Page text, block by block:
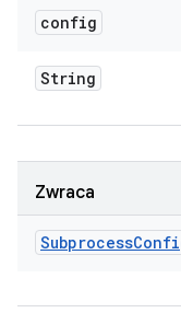
config
String
Zwraca
Subprocess